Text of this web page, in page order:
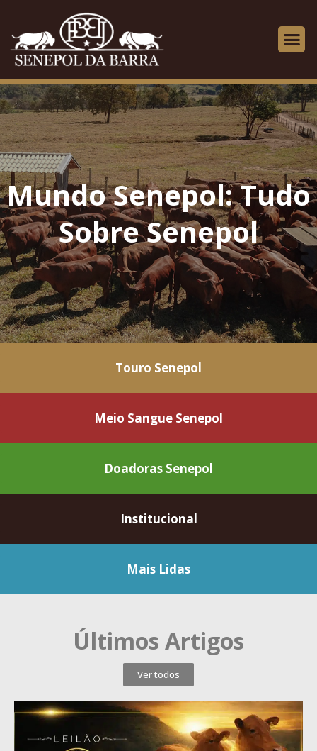
Mundo Senepol: Tudo
Sobre Senepol
Touro Senepol
Meio Sangue Senepol
Doadoras Senepol
Institucional
Mais Lidas
Últimos Artigos
Ver todos